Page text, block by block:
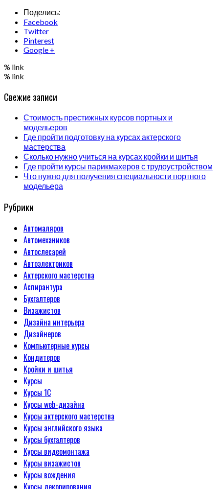
Поделись:
Facebook
Twitter
Pinterest
Google +
% link
% link
Свежие записи
Стоимость престижных курсов портных и
модельеров
Где пройти подготовку на курсах актерского
мастерства
Сколько нужно учиться на курсах кройки и шитья
Где пройти курсы парикмахеров с трудоустройством
Что нужно для получения специальности портного
модельера
Рубрики
Автомаляров
Автомехаников
Автослесарей
Автоэлектриков
Актерского мастерства
Аспирантура
Бухгалтеров
Визажистов
Дизайна интерьера
Дизайнеров
Компьютерные курсы
Кондитеров
Кройки и шитья
Курсы
Курсы 1С
Курсы web-дизайна
Курсы актерского мастерства
Курсы английского языка
Курсы бухгалтеров
Курсы видеомонтажа
Курсы визажистов
Курсы вождения